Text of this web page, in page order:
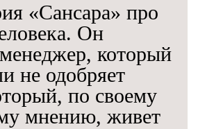
«Сансара» про
Он
который
не одобряет
по своему
мнению, живет